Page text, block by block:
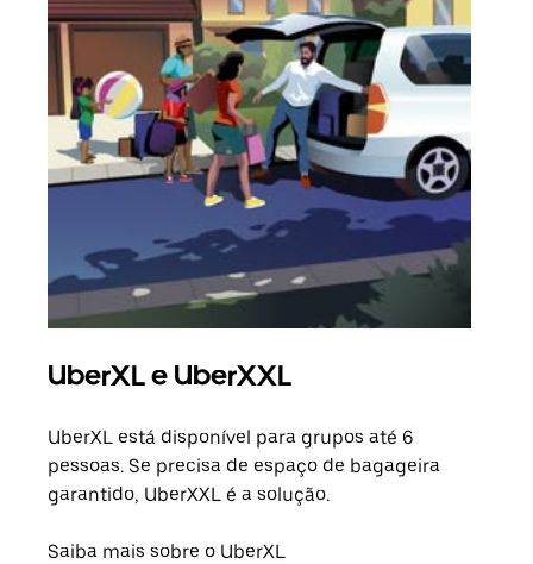
UberXL e UberXXL
UberXL está disponível para grupos até 6
pessoas. Se precisa de espaço de bagageira
garantido, UberXXL é a solução.
Saiba mais sobre o UberXL